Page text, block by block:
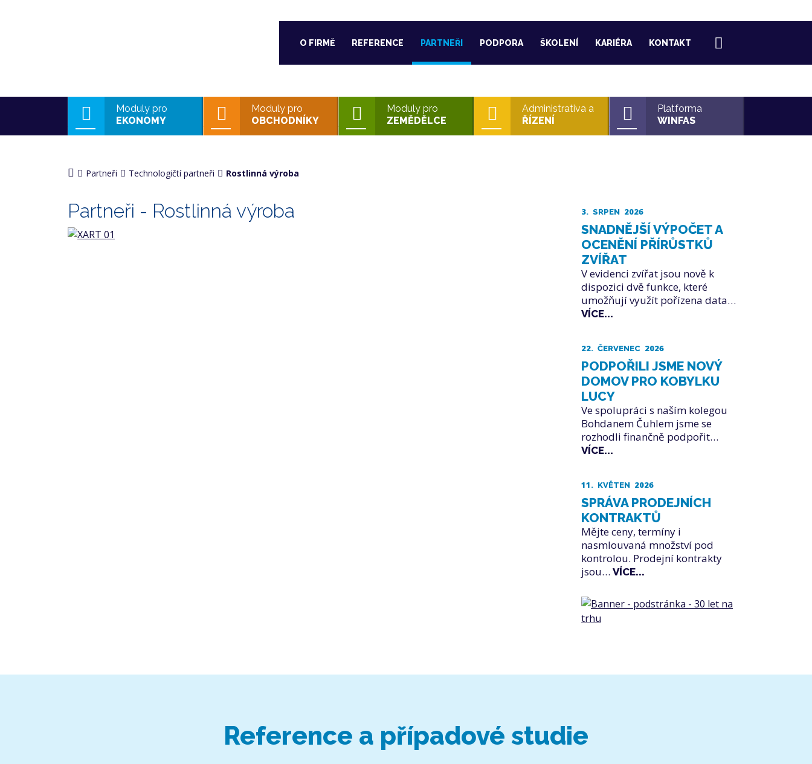
O FIRMĚ REFERENCE PARTNEŘI PODPORA ŠKOLENÍ KARIÉRA KONTAKT
Moduly pro
EKONOMY
Moduly pro
OBCHODNÍKY
Moduly pro
ZEMĚDĚLCE
Administrativa a
ŘÍZENÍ
Platforma
WINFAS
Partneři Technologičtí partneři Rostlinná výroba
Partneři - Rostlinná výroba 3. SRPEN 2026
SNADNĚJŠÍ VÝPOČET A
OCENĚNÍ PŘÍRŮSTKŮ
ZVÍŘAT
V evidenci zvířat jsou nově k
dispozici dvě funkce, které
umožňují využít pořízena data…
VÍCE...
22. ČERVENEC 2026
PODPOŘILI JSME NOVÝ
DOMOV PRO KOBYLKU
LUCY
Ve spolupráci s naším kolegou
Bohdanem Čuhlem jsme se
rozhodli finančně podpořit…
VÍCE...
11. KVĚTEN 2026
SPRÁVA PRODEJNÍCH
KONTRAKTŮ
Mějte ceny, termíny i
nasmlouvaná množství pod
kontrolou. Prodejní kontrakty
jsou… VÍCE...
Reference a případové studie